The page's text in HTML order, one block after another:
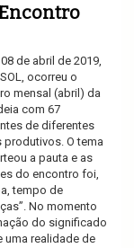
de abril de 2019,
ocorreu o
mensal (abril) da
com 67
de diferentes
produtivos. O tema
a pauta e as
do encontro foi,
tempo de
No momento
do significado
uma realidade de